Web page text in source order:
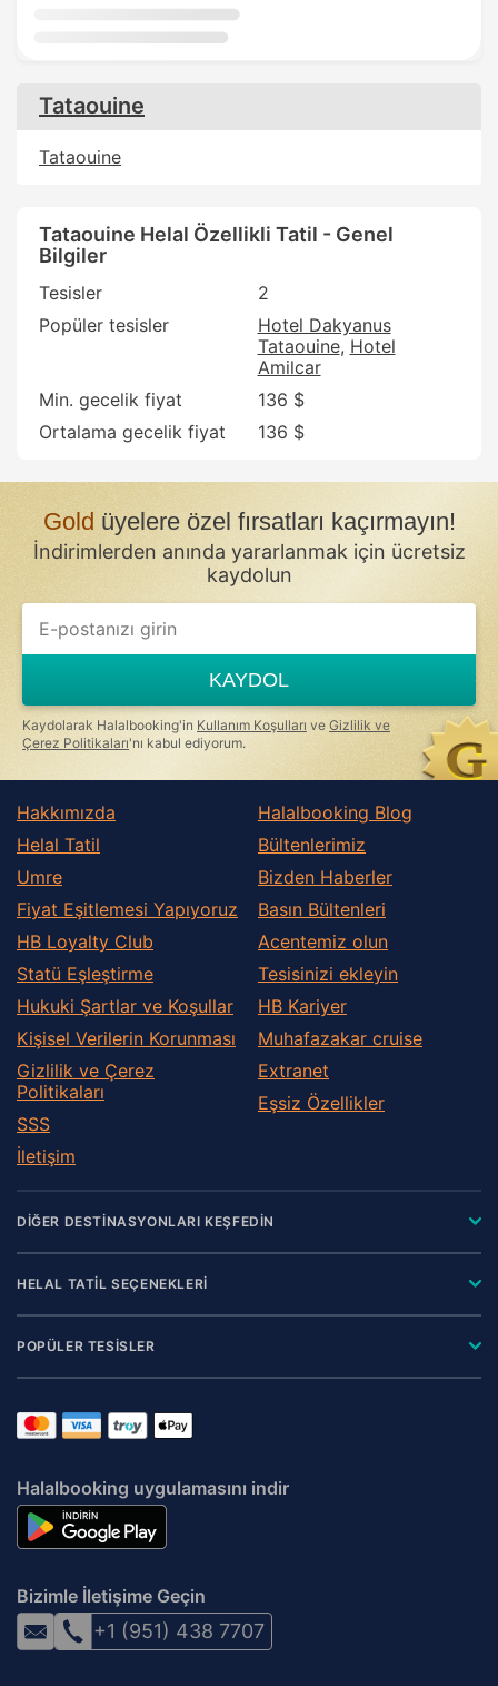
Tataouine
Tataouine
Tataouine Helal Özellikli Tatil - Genel
Bilgiler
Tesisler
2
Popüler tesisler
Hotel Dakyanus
Tataouine Hotel
Amilcar
Min. gecelik fiyat
136 $
Ortalama gecelik fiyat
136 $
Goldüyelere özel fırsatları kaçırmayın!
İndirimlerden anında yararlanmak için ücretsiz
kaydolun
If
you
ignore
this
field
KAYDOL
Kaydolarak Halalbooking'in Kullanım Koşulları ve Gizlilik ve
Çerez Politikaları'nı kabul ediyorum.
Hakkımızda
Helal Tatil
Umre
Fiyat Eşitlemesi Yapıyoruz
HB Loyalty Club
Statü Eşleştirme
Hukuki Şartlar ve Koşullar
Kişisel Verilerin Korunması
Gizlilik ve Çerez
Politikaları
SSS
İletişim
Halalbooking Blog
Bültenlerimiz
Bizden Haberler
Basın Bültenleri
Acentemiz olun
Tesisinizi ekleyin
HB Kariyer
Muhafazakar сruise
Extranet
Eşsiz Özellikler
DİĞER DESTİNASYONLARI KEŞFEDİN
HELAL TATİL SEÇENEKLERİ
POPÜLER TESİSLER
Halalbooking uygulamasını indir
Bizimle İletişime Geçin
+1 (951) 438 7707